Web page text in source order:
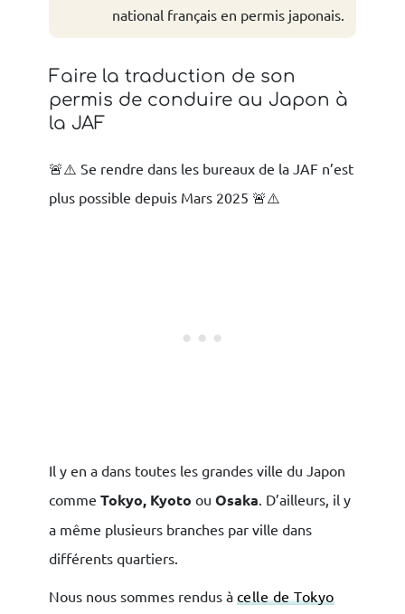
national français en permis japonais.
Faire la traduction de son
permis de conduire au Japon à
la JAF
🚨⚠️ Se rendre dans les bureaux de la JAF n’est
plus possible depuis Mars 2025 🚨⚠️
Il y en a dans toutes les grandes ville du Japon
comme Tokyo, Kyoto ou Osaka. D’ailleurs, il y
a même plusieurs branches par ville dans
différents quartiers.
Nous nous sommes rendus à celle de Tokyo